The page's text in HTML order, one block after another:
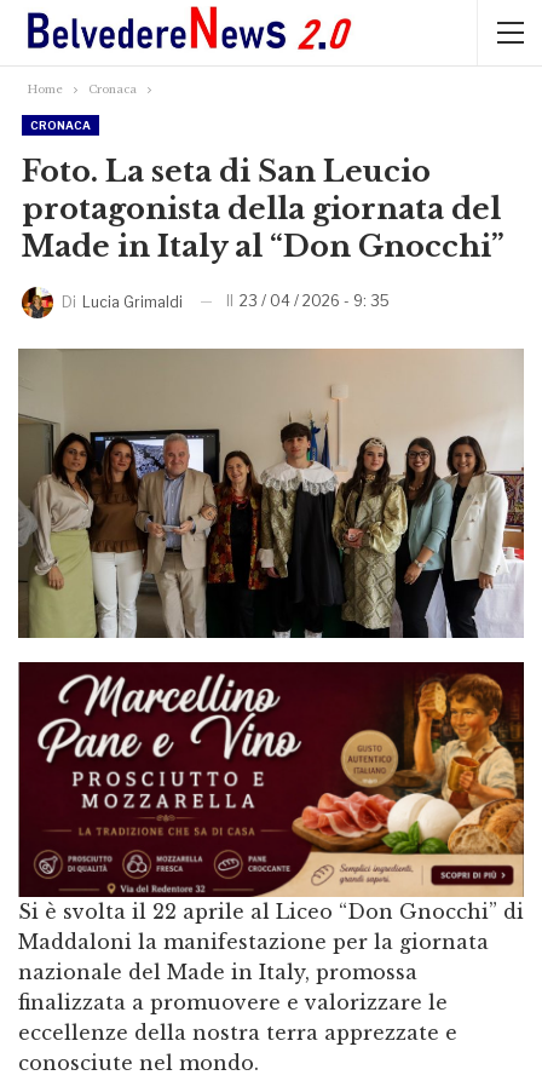
Home Cronaca
CRONACA
Foto. La seta di San Leucio
protagonista della giornata del
Made in Italy al “Don Gnocchi”
Di Lucia Grimaldi 23 / 04 / 2026 - 9: 35
Si è svolta il 22 aprile al Liceo “Don Gnocchi” di
Maddaloni la manifestazione per la giornata
nazionale del Made in Italy, promossa
finalizzata a promuovere e valorizzare le
eccellenze della nostra terra apprezzate e
conosciute nel mondo.